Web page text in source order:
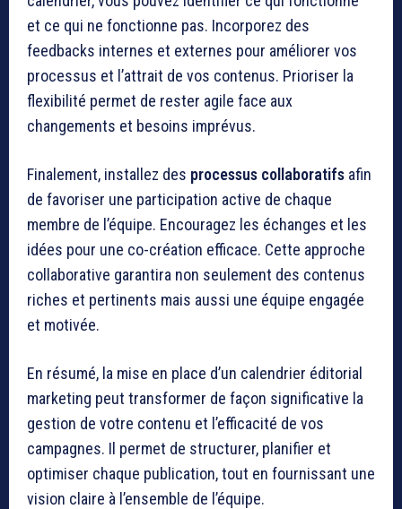
et ce qui ne fonctionne pas. Incorporez des
feedbacks internes et externes pour améliorer vos
processus et l’attrait de vos contenus. Prioriser la
flexibilité permet de rester agile face aux
changements et besoins imprévus.
Finalement, installez des processus collaboratifs afin
de favoriser une participation active de chaque
membre de l’équipe. Encouragez les échanges et les
idées pour une co-création efficace. Cette approche
collaborative garantira non seulement des contenus
riches et pertinents mais aussi une équipe engagée
et motivée.
En résumé, la mise en place d’un calendrier éditorial
marketing peut transformer de façon significative la
gestion de votre contenu et l’efficacité de vos
campagnes. Il permet de structurer, planifier et
optimiser chaque publication, tout en fournissant une
vision claire à l’ensemble de l’équipe.